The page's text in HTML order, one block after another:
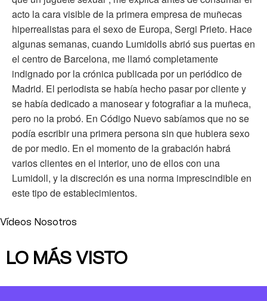
acto la cara visible de la primera empresa de muñecas
hiperrealistas para el sexo de Europa, Sergi Prieto. Hace
algunas semanas, cuando Lumidolls abrió sus puertas en
el centro de Barcelona, me llamó completamente
indignado por la crónica publicada por un periódico de
Madrid. El periodista se había hecho pasar por cliente y
se había dedicado a manosear y fotografiar a la muñeca,
pero no la probó. En Código Nuevo sabíamos que no se
podía escribir una primera persona sin que hubiera sexo
de por medio. En el momento de la grabación habrá
varios clientes en el interior, uno de ellos con una
Lumidoll, y la discreción es una norma imprescindible en
este tipo de establecimientos.
Vídeos Nosotros
LO MÁS VISTO